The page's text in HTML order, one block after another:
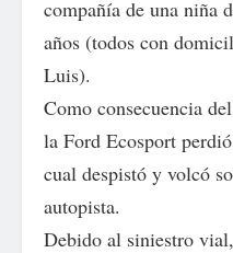
compañía de una niña
años (todos con
Luis).
Como consecuencia
la Ford Ecosport
cual despistó y volcó
autopista.
Debido al siniestro